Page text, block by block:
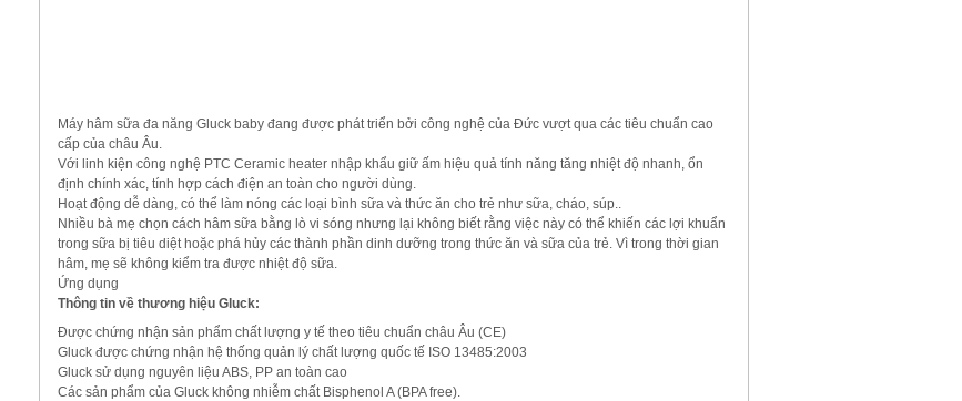
Máy hâm sữa đa năng Gluck baby đang được phát triển bởi công nghệ của Đức vượt qua các tiêu chuẩn cao
cấp của châu Âu.
Với linh kiện công nghệ PTC Ceramic heater nhập khẩu giữ ấm hiệu quả tính năng tăng nhiệt độ nhanh, ổn
định chính xác, tính hợp cách điện an toàn cho người dùng.
Hoạt động dễ dàng, có thể làm nóng các loại bình sữa và thức ăn cho trẻ như sữa, cháo, súp..
Nhiều bà mẹ chọn cách hâm sữa bằng lò vi sóng nhưng lại không biết rằng việc này có thể khiến các lợi khuẩn
trong sữa bị tiêu diệt hoặc phá hủy các thành phần dinh dưỡng trong thức ăn và sữa của trẻ. Vì trong thời gian
hâm, mẹ sẽ không kiểm tra được nhiệt độ sữa.
Ứng dụng
Thông tin về thương hiệu Gluck:
Được chứng nhận sản phẩm chất lượng y tế theo tiêu chuẩn châu Âu (CE)
Gluck được chứng nhận hệ thống quản lý chất lượng quốc tế ISO 13485:2003
Gluck sử dụng nguyên liệu ABS, PP an toàn cao
Các sản phẩm của Gluck không nhiễm chất Bisphenol A (BPA free).